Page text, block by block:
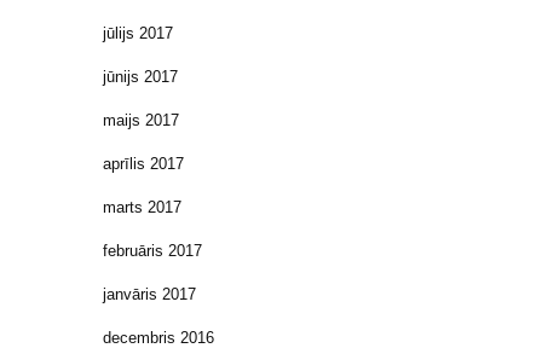
jūlijs 2017
jūnijs 2017
maijs 2017
aprīlis 2017
marts 2017
februāris 2017
janvāris 2017
decembris 2016